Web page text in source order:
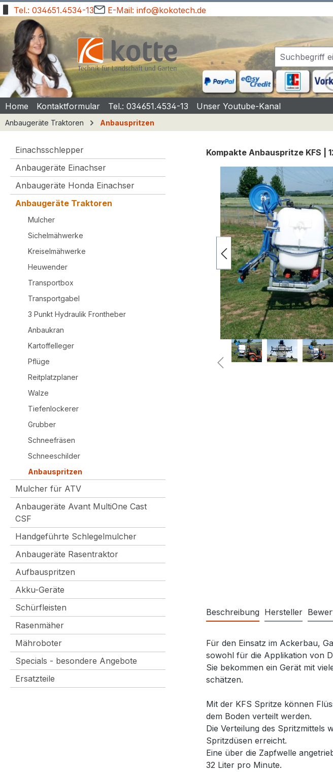
Zur Hauptnavigation springen
Tel.: 034651.4534-13 E-Mail: info@kokotech.de
Home Kontaktformular Tel.: 034651.4534-13 Unser Youtube-Kanal
Anbaugeräte Traktoren Anbauspritzen
Einachsschlepper
Anbaugeräte Einachser
Anbaugeräte Honda Einachser
Anbaugeräte Traktoren
Mulcher
Sichelmähwerke
Kreiselmähwerke
Heuwender
Transportbox
Transportgabel
3 Punkt Hydraulik Frontheber
Anbaukran
Kartoffelleger
Pflüge
Reitplatzplaner
Walze
Tiefenlockerer
Grubber
Schneefräsen
Schneeschilder
Anbauspritzen
Mulcher für ATV
Anbaugeräte Avant MultiOne Cast
CSF
Handgeführte Schlegelmulcher
Anbaugeräte Rasentraktor
Aufbauspritzen
Akku-Geräte
Schürfleisten
Rasenmäher
Mähroboter
Specials - besondere Angebote
Ersatzteile
Kompakte Anbauspritze KFS |
Bildergalerie überspringen
Beschreibung Hersteller
Für den Einsatz im Ackerbau,
sowohl für die Applikation von
Sie bekommen ein Gerät mit
schätzen.
Mit der KFS Spritze können
dem Boden verteilt werden.
Die Verteilung des Spritzmittels
Spritzdüsen erreicht.
Eine über die Zapfwelle
32 Liter pro Minute.